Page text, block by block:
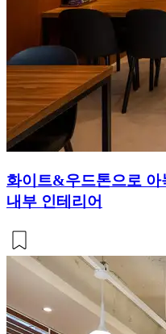
화이트&우드톤으로 아
내부 인테리어